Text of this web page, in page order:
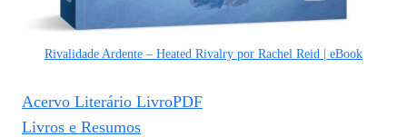
Rivalidade Ardente – Heated Rivalry por Rachel Reid | eBook
Acervo Literário LivroPDF
Livros e Resumos